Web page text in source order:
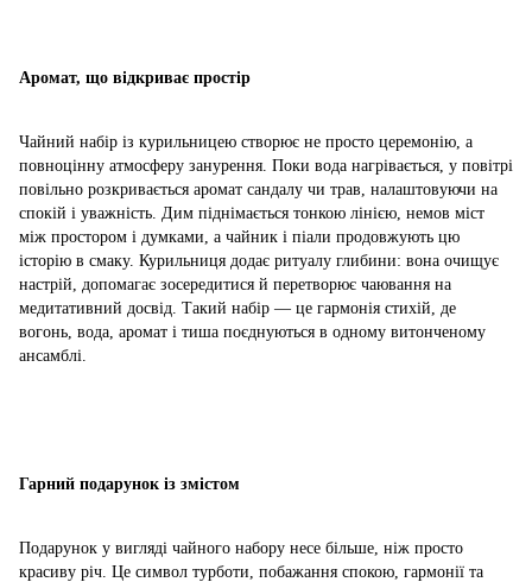
Аромат, що відкриває простір
Чайний набір із курильницею створює не просто церемонію, а
повноцінну атмосферу занурення. Поки вода нагрівається, у повітрі
повільно розкривається аромат сандалу чи трав, налаштовуючи на
спокій і уважність. Дим піднімається тонкою лінією, немов міст
між простором і думками, а чайник і піали продовжують цю
історію в смаку. Курильниця додає ритуалу глибини: вона очищує
настрій, допомагає зосередитися й перетворює чаювання на
медитативний досвід. Такий набір — це гармонія стихій, де
вогонь, вода, аромат і тиша поєднуються в одному витонченому
ансамблі.
Гарний подарунок із змістом
Подарунок у вигляді чайного набору несе більше, ніж просто
красиву річ. Це символ турботи, побажання спокою, гармонії та